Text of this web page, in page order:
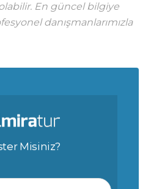
En güncel bilgiye
danışmanlarımızla
Misiniz?